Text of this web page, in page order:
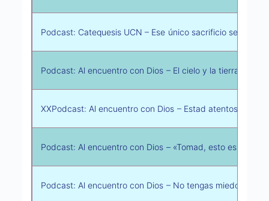
Podcast: Catequesis UCN – Ese único sacrificio se sigue
Podcast: Al encuentro con Dios – El cielo y la tierra
XXPodcast: Al encuentro con Dios – Estad atentos y
Podcast: Al encuentro con Dios – «Tomad, esto es mi
Podcast: Al encuentro con Dios – No tengas miedo